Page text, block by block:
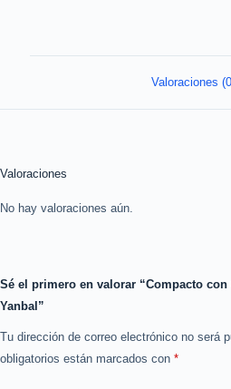
Valoraciones
Valoraciones
No hay valoraciones aún.
Sé el primero en valorar “Compacto
Yanbal”
Tu dirección de correo electrónico no será
obligatorios están marcados con *